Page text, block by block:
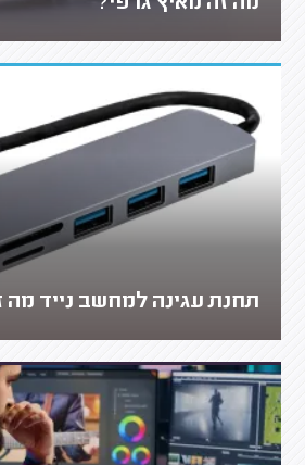
תחנת עגינה למחשב נייד מה